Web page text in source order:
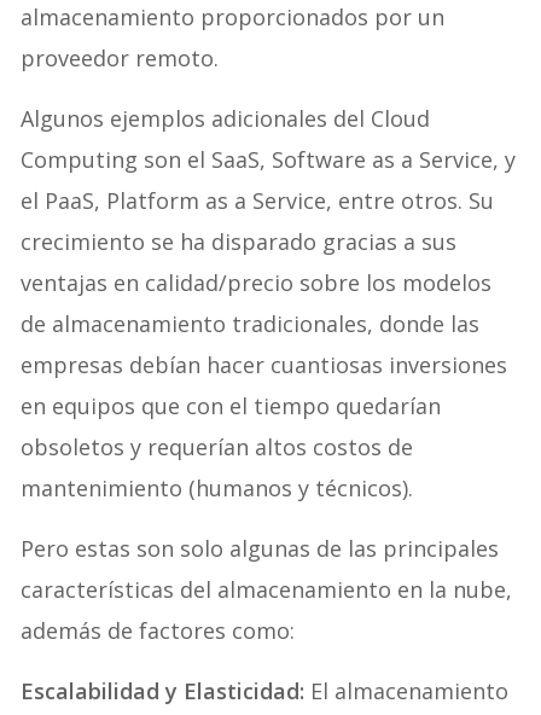
almacenamiento proporcionados por un
proveedor remoto.
Algunos ejemplos adicionales del Cloud
Computing son el SaaS, Software as a Service, y
el PaaS, Platform as a Service, entre otros. Su
crecimiento se ha disparado gracias a sus
ventajas en calidad/precio sobre los modelos
de almacenamiento tradicionales, donde las
empresas debían hacer cuantiosas inversiones
en equipos que con el tiempo quedarían
obsoletos y requerían altos costos de
mantenimiento (humanos y técnicos).
Pero estas son solo algunas de las principales
características del almacenamiento en la nube,
además de factores como:
Escalabilidad y Elasticidad: El almacenamiento